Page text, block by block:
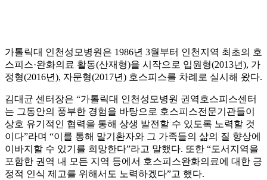
가톨릭대 인천성모병원은 1986년 3월부터 인천지역 최초의 호
스피스·완화의료 활동(산재형)을 시작으로 입원형(2013년), 가
정형(2016년), 자문형(2017년) 호스피스를 차례로 실시해 왔다.
김대균 센터장은 “가톨릭대 인천성모병원 권역호스피스센터
는 그동안의 풍부한 경험을 바탕으로 호스피스전문기관들이
상호 유기적인 협력을 통해 상생 발전할 수 있도록 노력할 것
이다”라며 “이를 통해 말기환자와 그 가족들의 삶의 질 향상에
이바지할 수 있기를 희망한다”라고 말했다. 또한 “도서지역을
포함한 권역 내 모든 지역 등에서 호스피스완화의료에 대한 긍
정적 인식 제고를 위해서도 노력하겠다”고 했다.